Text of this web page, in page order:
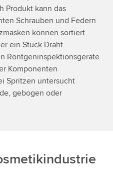
Produkt kann das
Schrauben und Federn
können sortiert
ein Stück Draht
Röntgeninspektionsgeräte
Komponenten
Spritzen untersucht
gebogen oder